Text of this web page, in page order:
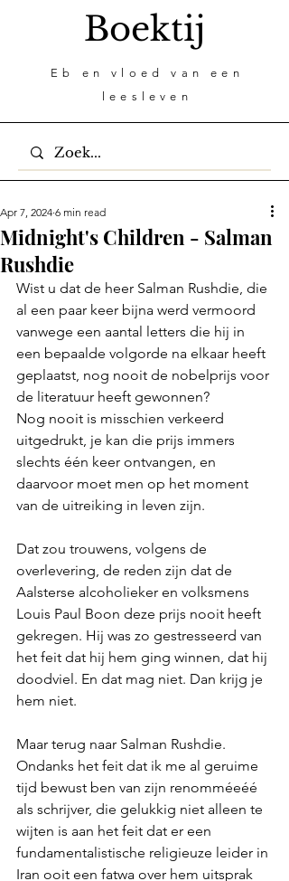
Boektij
Eb en vloed van een
leesleven
Midnight's Children - Salman
Rushdie
Apr 7, 2024 6 min read
Wist u dat de heer Salman Rushdie, die
al een paar keer bijna werd vermoord
vanwege een aantal letters die hij in
een bepaalde volgorde na elkaar heeft
geplaatst, nog nooit de nobelprijs voor
de literatuur heeft gewonnen?
Nog nooit is misschien verkeerd
uitgedrukt, je kan die prijs immers
slechts één keer ontvangen, en
daarvoor moet men op het moment
van de uitreiking in leven zijn.
Dat zou trouwens, volgens de
overlevering, de reden zijn dat de
Aalsterse alcoholieker en volksmens
Louis Paul Boon deze prijs nooit heeft
gekregen. Hij was zo gestresseerd van
het feit dat hij hem ging winnen, dat hij
doodviel. En dat mag niet. Dan krijg je
hem niet.
Maar terug naar Salman Rushdie.
Ondanks het feit dat ik me al geruime
tijd bewust ben van zijn renomméeéé
als schrijver, die gelukkig niet alleen te
wijten is aan het feit dat er een
fundamentalistische religieuze leider in
Iran ooit een fatwa over hem uitsprak